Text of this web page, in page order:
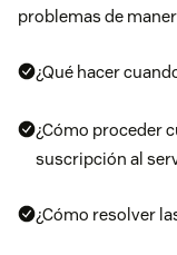
problemas de
¿Qué hacer
¿Cómo proceder
suscripción al
¿Cómo resolver